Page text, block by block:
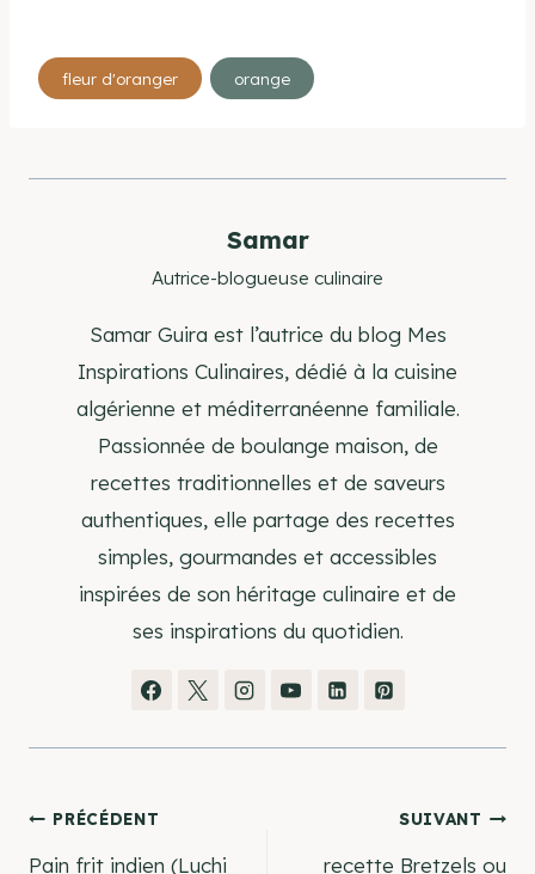
Étiquettes
de
publication :
fleur d'oranger orange
Samar
Autrice-blogueuse culinaire
Samar Guira est l’autrice du blog Mes
Inspirations Culinaires, dédié à la cuisine
algérienne et méditerranéenne familiale.
Passionnée de boulange maison, de
recettes traditionnelles et de saveurs
authentiques, elle partage des recettes
simples, gourmandes et accessibles
inspirées de son héritage culinaire et de
ses inspirations du quotidien.
Navigation
PRÉCÉDENT
Pain frit indien (Luchi
SUIVANT
recette Bretzels ou